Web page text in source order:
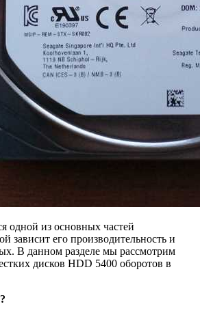
одной из основных частей
зависит его производительность и
В данном разделе мы рассмотрим
дисков HDD 5400 оборотов в